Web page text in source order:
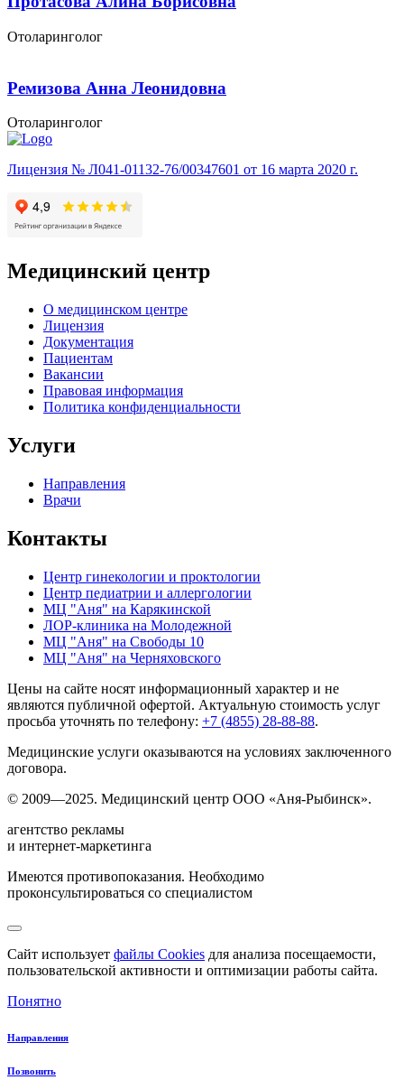
Отоларинголог
Ремизова Анна Леонидовна
Отоларинголог
Лицензия № Л041-01132-76/00347601 от 16 марта 2020 г.
Медицинский центр
О медицинском центре
Лицензия
Документация
Пациентам
Вакансии
Правовая информация
Политика конфиденциальности
Услуги
Направления
Врачи
Контакты
Центр гинекологии и проктологии
Центр педиатрии и аллергологии
МЦ "Аня" на Карякинской
ЛОР-клиника на Молодежной
МЦ "Аня" на Свободы 10
МЦ "Аня" на Черняховского
Цены на сайте носят информационный характер и не
являются публичной офертой. Актуальную стоимость услуг
просьба уточнять по телефону: +7 (4855) 28-88-88.
Медицинские услуги оказываются на условиях заключенного
договора.
© 2009—2025. Медицинский центр ООО «Аня-Рыбинск».
агентство рекламы
и интернет-маркетинга
Имеются противопоказания. Необходимо
проконсультироваться со специалистом
Сайт использует файлы Cookies для анализа посещаемости,
пользовательской активности и оптимизации работы сайта.
Понятно
Направления
Позвонить